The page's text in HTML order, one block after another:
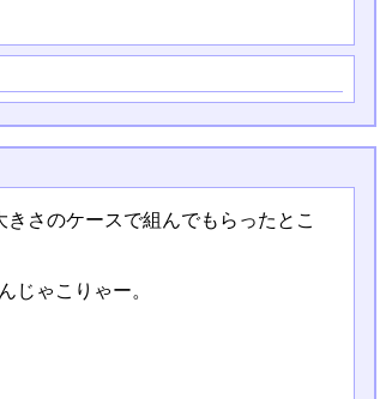
さのケースで組んでもらったとこ
じゃこりゃー。